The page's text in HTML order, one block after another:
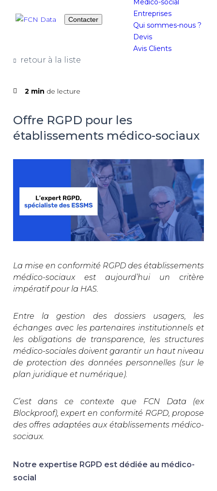
Contacter
Medico-social
Entreprises
Qui sommes-nous ?
Devis
Avis Clients
retour à la liste
2 min de lecture
Offre RGPD pour les
établissements médico-sociaux
La mise en conformité RGPD des établissements
médico-sociaux est aujourd’hui un critère
impératif pour la HAS.
Entre la gestion des dossiers usagers, les
échanges avec les partenaires institutionnels et
les obligations de transparence, les structures
médico-sociales doivent garantir un haut niveau
de protection des données personnelles (sur le
plan juridique et numérique).
C’est dans ce contexte que FCN Data (ex
Blockproof), expert en conformité RGPD, propose
des offres adaptées aux établissements médico-
sociaux.
Notre expertise RGPD est dédiée au médico-
social